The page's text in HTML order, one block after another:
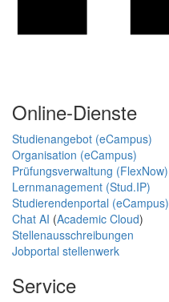
Online-Dienste
Studienangebot (eCampus)
Organisation (eCampus)
Prüfungsverwaltung (FlexNow)
Lernmanagement (Stud.IP)
Studierendenportal (eCampus)
Chat AI (Academic Cloud)
Stellenausschreibungen
Jobportal stellenwerk
Service